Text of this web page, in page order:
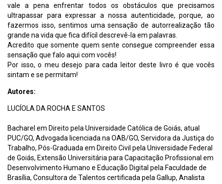
vale a pena enfrentar todos os obstáculos que precisamos
ultrapassar para expressar a nossa autenticidade, porque, ao
fazermos isso, sentimos uma sensação de autorrealização tão
grande na vida que fica difícil descrevê-la em palavras.
Acredito que somente quem sente consegue compreender essa
sensação que falo aqui com vocês!
Por isso, o meu desejo para cada leitor deste livro é que vocês
sintam e se permitam!
Autores:
LUCÍOLA DA ROCHA E SANTOS
Bacharel em Direito pela Universidade Católica de Goiás, atual
PUC/GO, Advogada licenciada na OAB/GO, Servidora da Justiça do
Trabalho, Pós-Graduada em Direito Civil pela Universidade Federal
de Goiás, Extensão Universitária para Capacitação Profissional em
Desenvolvimento Humano e Educação Digital pela Faculdade de
Brasília, Consultora de Talentos certificada pela Gallup, Analista